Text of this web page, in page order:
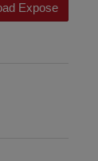
Expose